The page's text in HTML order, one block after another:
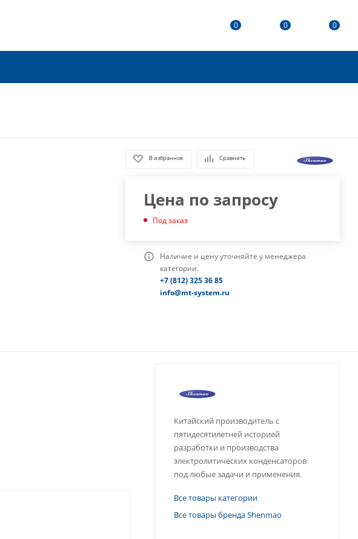
0 0 0
В избранное Сравнить
Цена по запросу
Под заказ
Наличие и цену уточняйте у менеджера
категории.
+7 (812) 325 36 85
info@mt-system.ru
Китайский производитель с
пятидесятилетней историей
разработки и производства
электролитических конденсаторов
под любые задачи и применения.
Все товары категории
Все товары бренда Shenmao